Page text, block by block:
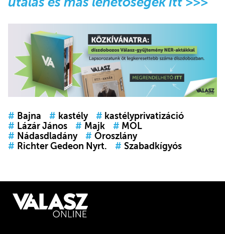
# Bajna # kastély # kastélyprivatizáció
# Lázár János # Majk # MOL
# Nádasdladány # Oroszlány
# Richter Gedeon Nyrt. # Szabadkígyós